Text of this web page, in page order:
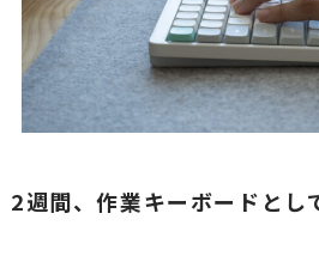
2週間、作業キーボードとし